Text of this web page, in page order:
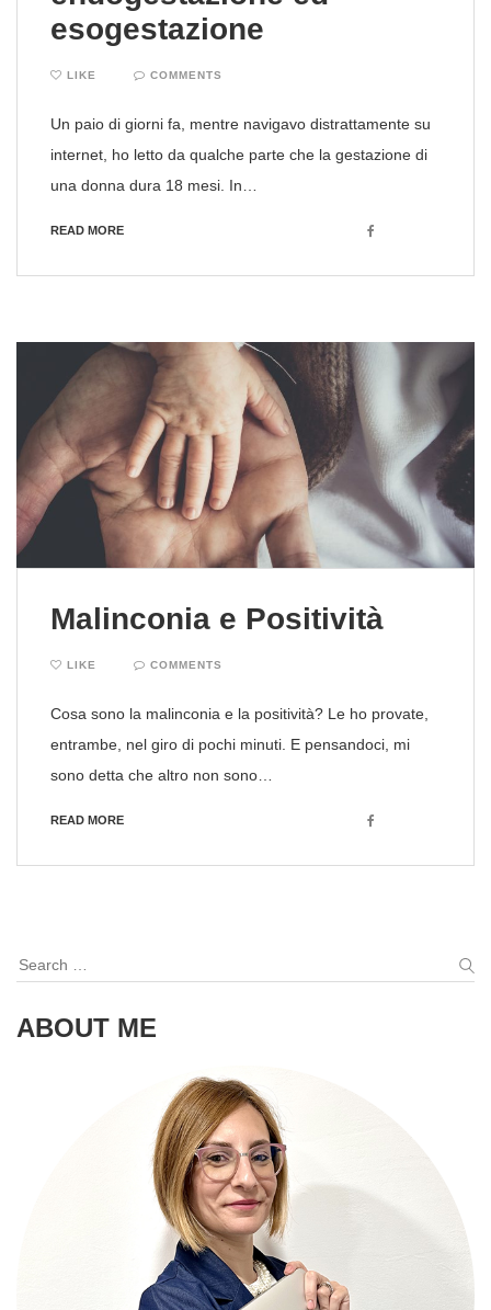
esogestazione
LIKE COMMENTS
Un paio di giorni fa, mentre navigavo distrattamente su
internet, ho letto da qualche parte che la gestazione di
una donna dura 18 mesi. In…
READ MORE Facebook
Malinconia e Positività
LIKE COMMENTS
Cosa sono la malinconia e la positività? Le ho provate,
entrambe, nel giro di pochi minuti. E pensandoci, mi
sono detta che altro non sono…
READ MORE Facebook
Search
ABOUT ME